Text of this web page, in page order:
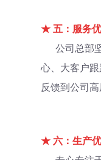
★ 五：服务
公司总部坚
心、大客户
反馈到公司
★六：生产